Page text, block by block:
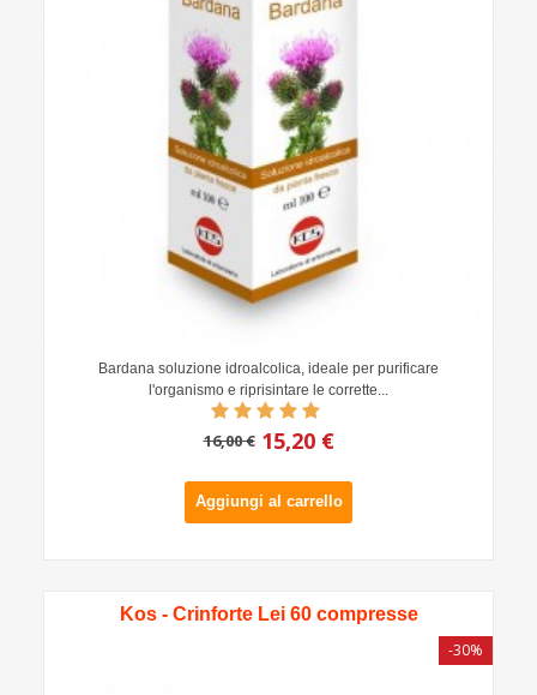
Bardana soluzione idroalcolica, ideale per purificare
l'organismo e riprisintare le corrette...
16,00 € 15,20 €
Aggiungi al carrello
Kos - Crinforte Lei 60 compresse
-30%